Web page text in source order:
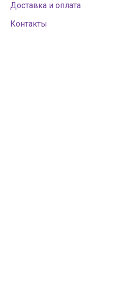
Доставка и оплата
Контакты